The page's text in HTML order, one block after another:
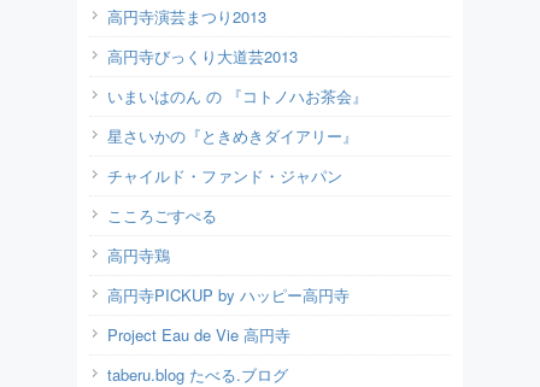
高円寺演芸まつり2013
高円寺びっくり大道芸2013
いまいはのん の 『コトノハお茶会』
星さいかの『ときめきダイアリー』
チャイルド・ファンド・ジャパン
こころごすぺる
高円寺鶏
高円寺PICKUP by ハッピー高円寺
Project Eau de Vie 高円寺
taberu.blog たべる.ブログ